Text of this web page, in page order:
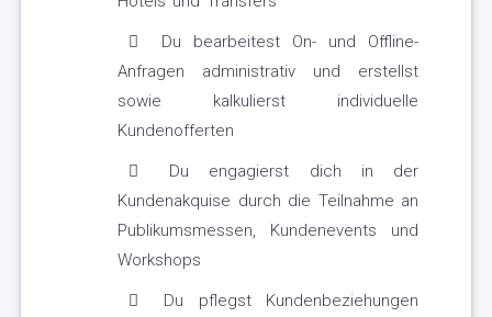
Du bearbeitest On- und Offline-
Anfragen administrativ und erstellst
sowie kalkulierst individuelle
Kundenofferten
Du engagierst dich in der
Kundenakquise durch die Teilnahme an
Publikumsmessen, Kundenevents und
Workshops
Du pflegst Kundenbeziehungen